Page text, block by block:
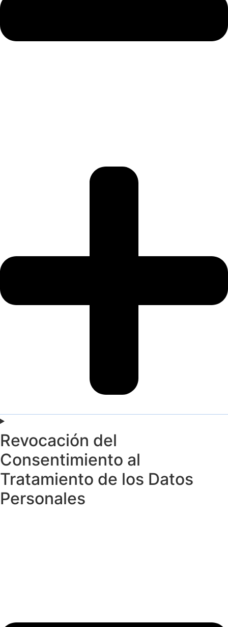
Revocación del
Consentimiento al
Tratamiento de los Datos
Personales